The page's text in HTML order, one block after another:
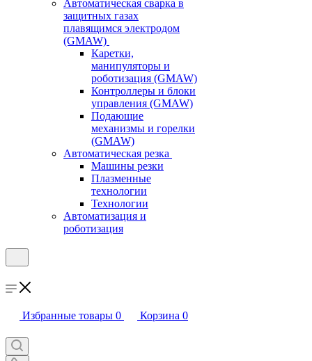
Автоматическая сварка в
защитных газах
плавящимся электродом
(GMAW)
Каретки,
манипуляторы и
роботизация (GMAW)
Контроллеры и блоки
управления (GMAW)
Подающие
механизмы и горелки
(GMAW)
Автоматическая резка
Машины резки
Плазменные
технологии
Технологии
Автоматизация и
роботизация
Избранные товары 0 Корзина 0